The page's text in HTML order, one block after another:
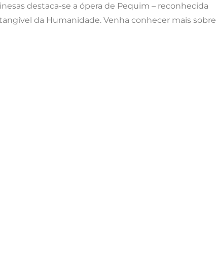
destaca-se a ópera de Pequim – reconhecida
da Humanidade. Venha conhecer mais sobre